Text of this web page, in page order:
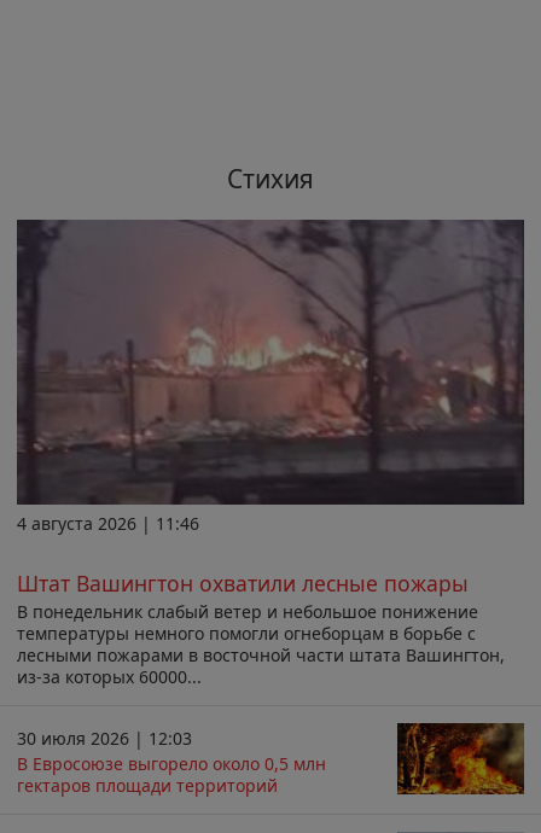
Стихия
4 августа 2026 | 11:46
Штат Вашингтон охватили лесные пожары
В понедельник слабый ветер и небольшое понижение
температуры немного помогли огнеборцам в борьбе с
лесными пожарами в восточной части штата Вашингтон,
из-за которых 60000...
30 июля 2026 | 12:03
В Евросоюзе выгорело около 0,5 млн
гектаров площади территорий